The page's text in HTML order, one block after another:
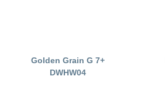
Golden Grain G 7+
DWHW04